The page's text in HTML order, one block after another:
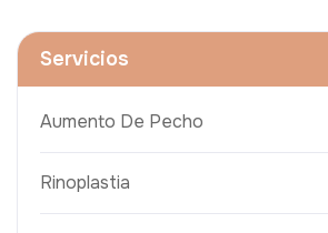
Servicios
Aumento De Pecho
Rinoplastia